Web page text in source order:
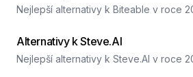
Nejlepší alternativy k Biteable v roce
Alternativy k Steve.AI
Nejlepší alternativy k Steve.AI v roce